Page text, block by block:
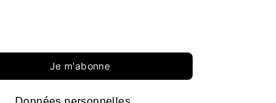
Je m'abonne